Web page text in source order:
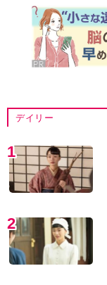
デイリー
1
2